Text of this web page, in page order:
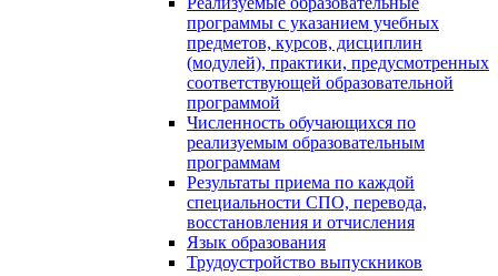
программы с указанием учебных
предметов, курсов, дисциплин
(модулей), практики, предусмотренных
соответствующей образовательной
программой
Численность обучающихся по
реализуемым образовательным
программам
Результаты приема по каждой
специальности СПО, перевода,
восстановления и отчисления
Язык образования
Трудоустройство выпускников